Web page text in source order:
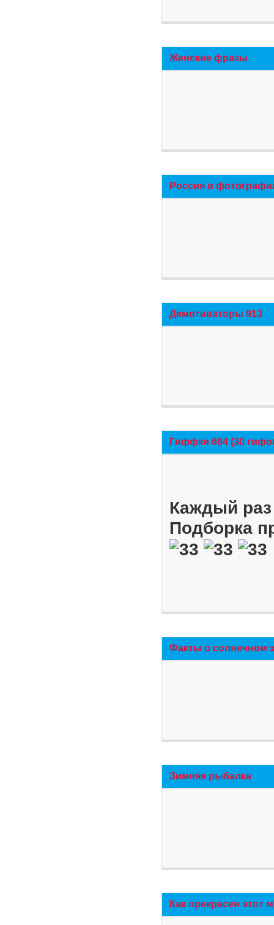
Женские фразы
Россия в
Демотиваторы 913
Гиффки 694 (30
Каждый
Подборка
Факты о солнечном
Зимняя рыбалка
Как прекрасен этот